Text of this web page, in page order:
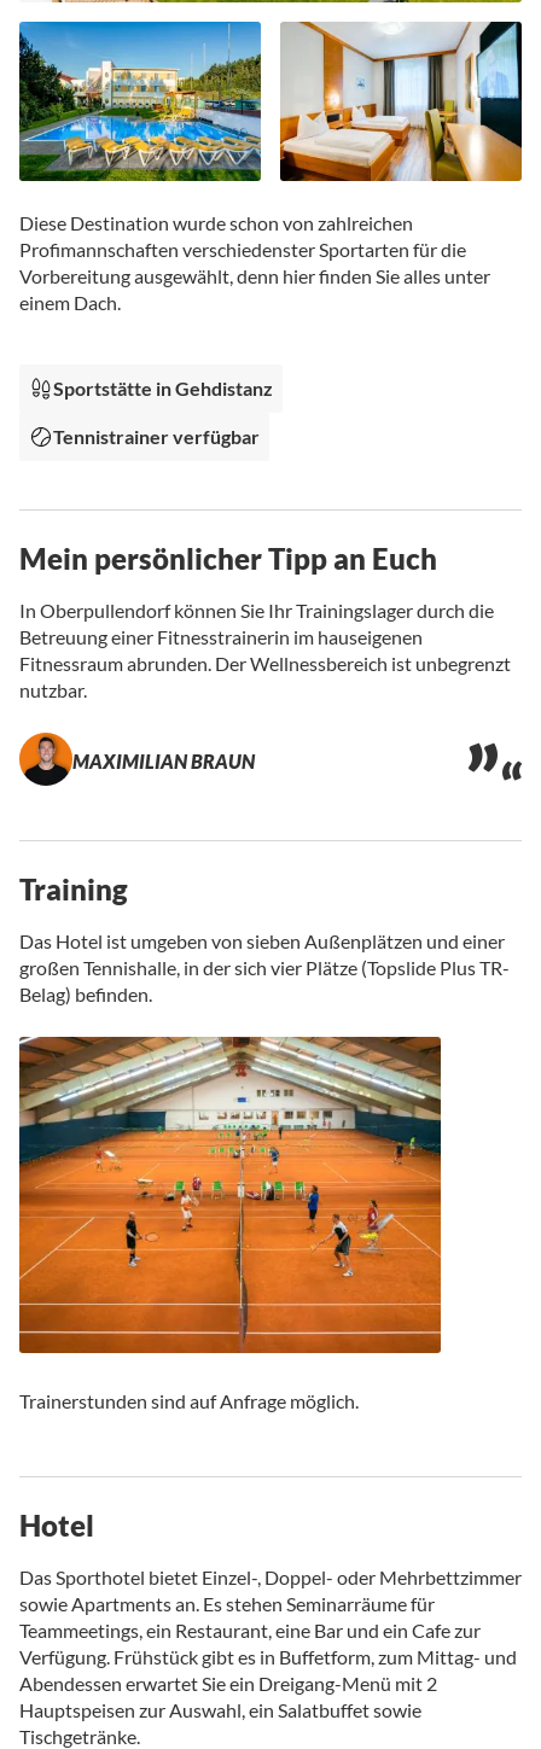
Anfang
der
Bildgalerie
springen
Diese Destination wurde schon von zahlreichen
Profimannschaften verschiedenster Sportarten für die
Vorbereitung ausgewählt, denn hier finden Sie alles unter
einem Dach.
Sportstätte in Gehdistanz
Tennistrainer verfügbar
Mein persönlicher Tipp an Euch
In Oberpullendorf können Sie Ihr Trainingslager durch die
Betreuung einer Fitnesstrainerin im hauseigenen
Fitnessraum abrunden. Der Wellnessbereich ist unbegrenzt
nutzbar.
MAXIMILIAN BRAUN
Training
Das Hotel ist umgeben von sieben Außenplätzen und einer
großen Tennishalle, in der sich vier Plätze (Topslide Plus TR-
Belag) befinden.
Trainerstunden sind auf Anfrage möglich.
Hotel
Das Sporthotel bietet Einzel-, Doppel- oder Mehrbettzimmer
sowie Apartments an. Es stehen Seminarräume für
Teammeetings, ein Restaurant, eine Bar und ein Cafe zur
Verfügung. Frühstück gibt es in Buffetform, zum Mittag- und
Abendessen erwartet Sie ein Dreigang-Menü mit 2
Hauptspeisen zur Auswahl, ein Salatbuffet sowie
Tischgetränke.